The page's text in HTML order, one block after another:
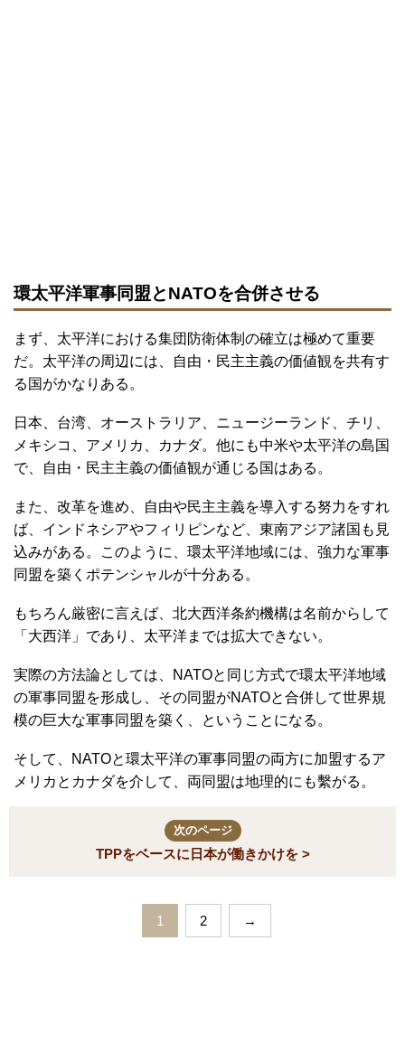
環太平洋軍事同盟とNATOを合併させる
まず、太平洋における集団防衛体制の確立は極めて重要
だ。太平洋の周辺には、自由・民主主義の価値観を共有す
る国がかなりある。
日本、台湾、オーストラリア、ニュージーランド、チリ、
メキシコ、アメリカ、カナダ。他にも中米や太平洋の島国
で、自由・民主主義の価値観が通じる国はある。
また、改革を進め、自由や民主主義を導入する努力をすれ
ば、インドネシアやフィリピンなど、東南アジア諸国も見
込みがある。このように、環太平洋地域には、強力な軍事
同盟を築くポテンシャルが十分ある。
もちろん厳密に言えば、北大西洋条約機構は名前からして
「大西洋」であり、太平洋までは拡大できない。
実際の方法論としては、NATOと同じ方式で環太平洋地域
の軍事同盟を形成し、その同盟がNATOと合併して世界規
模の巨大な軍事同盟を築く、ということになる。
そして、NATOと環太平洋の軍事同盟の両方に加盟するア
メリカとカナダを介して、両同盟は地理的にも繫がる。
次のページ
TPPをベースに日本が働きかけを >
1 2 →